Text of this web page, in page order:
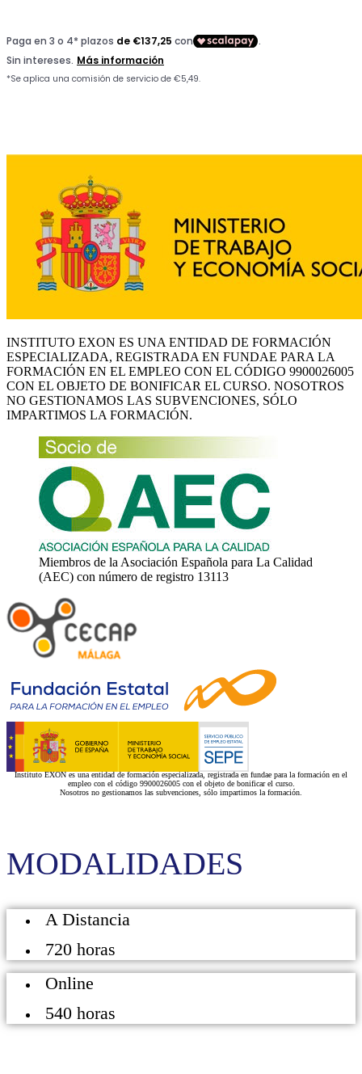
INSTITUTO EXON ES UNA ENTIDAD DE FORMACIÓN
ESPECIALIZADA, REGISTRADA EN FUNDAE PARA LA
FORMACIÓN EN EL EMPLEO CON EL CÓDIGO 9900026005
CON EL OBJETO DE BONIFICAR EL CURSO. NOSOTROS
NO GESTIONAMOS LAS SUBVENCIONES, SÓLO
IMPARTIMOS LA FORMACIÓN.
Miembros de la Asociación Española para La Calidad
(AEC) con número de registro 13113
Instituto EXON es una entidad de formación especializada, registrada en fundae para la formación en el
empleo con el código 9900026005 con el objeto de bonificar el curso.
Nosotros no gestionamos las subvenciones, sólo impartimos la formación.
MODALIDADES
A Distancia
720 horas
Online
540 horas